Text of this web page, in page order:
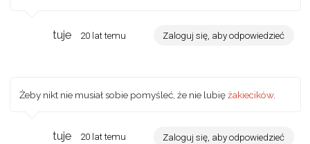
tuje 20 lat temu Zaloguj się, aby odpowiedzieć
Żeby nikt nie musiał sobie pomyśleć, że nie lubiężakiecików.
tuje 20 lat temu Zaloguj się, aby odpowiedzieć